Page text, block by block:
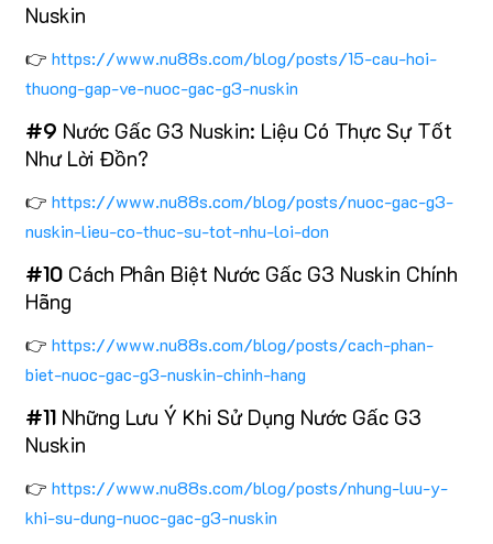
Nuskin
👉 https://www.nu88s.com/blog/posts/15-cau-hoi-
thuong-gap-ve-nuoc-gac-g3-nuskin
#9 Nước Gấc G3 Nuskin: Liệu Có Thực Sự Tốt
Như Lời Đồn?
👉 https://www.nu88s.com/blog/posts/nuoc-gac-g3-
nuskin-lieu-co-thuc-su-tot-nhu-loi-don
#10 Cách Phân Biệt Nước Gấc G3 Nuskin Chính
Hãng
👉 https://www.nu88s.com/blog/posts/cach-phan-
biet-nuoc-gac-g3-nuskin-chinh-hang
#11 Những Lưu Ý Khi Sử Dụng Nước Gấc G3
Nuskin
👉 https://www.nu88s.com/blog/posts/nhung-luu-y-
khi-su-dung-nuoc-gac-g3-nuskin